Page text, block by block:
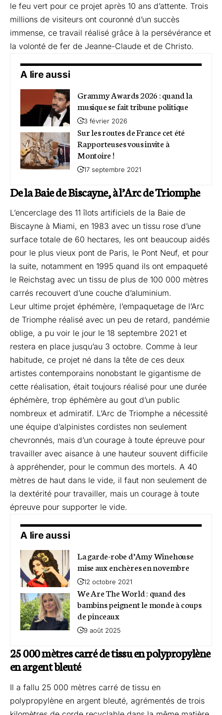
le feu vert pour ce projet après 10 ans d’attente. Trois
millions de visiteurs ont couronné d’un succès
immense, ce travail réalisé grâce à la persévérance et
la volonté de fer de Jeanne-Claude et de Christo.
A lire aussi
Grammy Awards 2026 : quand la
musique se fait tribune politique
3 février 2026
Sur les routes de France cet été
Rapporteuses vous invite à
Montoire !
17 septembre 2021
De la Baie de Biscayne, à l’Arc de Triomphe
L’encerclage des 11 îlots artificiels de la Baie de
Biscayne à Miami, en 1983 avec un tissu rose d’une
surface totale de 60 hectares, les ont beaucoup aidés
pour le plus vieux pont de Paris, le Pont Neuf, et pour
la suite, notamment en 1995 quand ils ont empaqueté
le Reichstag avec un tissu de plus de 100 000 mètres
carrés recouvert d’une couche d’aluminium.
Leur ultime projet éphémère, l’empaquetage de l’Arc
de Triomphe réalisé avec un peu de retard, pandémie
oblige, a pu voir le jour le 18 septembre 2021 et
restera en place jusqu’au 3 octobre. Comme à leur
habitude, ce projet né dans la tête de ces deux
artistes contemporains nonobstant le gigantisme de
cette réalisation, était toujours réalisé pour une durée
éphémère, trop éphémère au gout d’un public
nombreux et admiratif. L’Arc de Triomphe a nécessité
une équipe d’alpinistes cordistes non seulement
chevronnés, mais d’un courage à toute épreuve pour
travailler avec aisance à une hauteur souvent difficile
à appréhender, pour le commun des mortels. A 40
mètres de haut dans le vide, il faut non seulement de
la dextérité pour travailler, mais un courage à toute
épreuve pour supporter le vide.
A lire aussi
La garde-robe d’Amy Winehouse
mise aux enchères en novembre
12 octobre 2021
We Are The World : quand des
bambins peignent le monde à coups
de pinceaux
9 août 2025
25 000 mètres carré de tissu en polypropylène
en argent bleuté
Il a fallu 25 000 mètres carré de tissu en
polypropylène en argent bleuté, agrémentés de trois